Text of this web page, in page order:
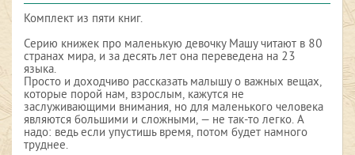
Комплект из пяти книг.
Серию книжек про маленькую девочку Машу читают в 80
странах мира, и за десять лет она переведена на 23
языка.
Просто и доходчиво рассказать малышу о важных вещах,
которые порой нам, взрослым, кажутся не
заслуживающими внимания, но для маленького человека
являются большими и сложными, — не так-то легко. А
надо: ведь если упустишь время, потом будет намного
труднее.